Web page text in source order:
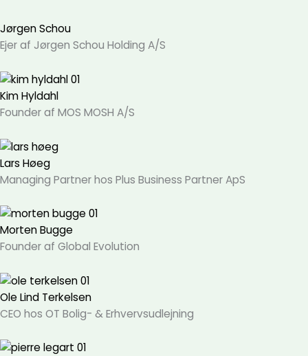
Jørgen Schou
Ejer af Jørgen Schou Holding A/S
Kim Hyldahl
Founder af MOS MOSH A/S
Lars Høeg
Managing Partner hos Plus Business Partner ApS
Morten Bugge
Founder af Global Evolution
Ole Lind Terkelsen
CEO hos OT Bolig- & Erhvervsudlejning